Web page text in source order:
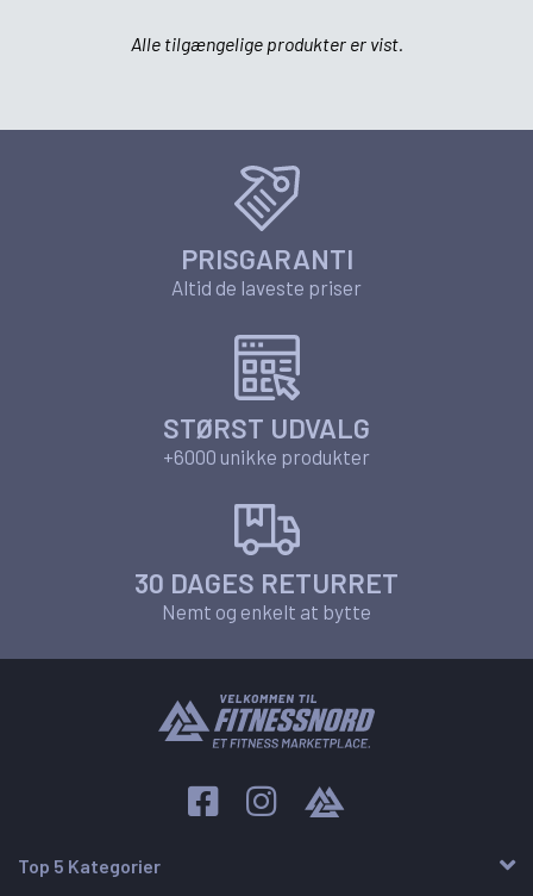
Alle tilgængelige produkter er vist.
PRISGARANTI
Altid de laveste priser
STØRST UDVALG
+6000 unikke produkter
30 DAGES RETURRET
Nemt og enkelt at bytte
Top 5 Kategorier